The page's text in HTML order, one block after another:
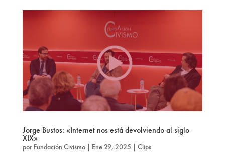
Jorge Bustos: «Internet nos está devolviendo al siglo
XIX»
por Fundación Civismo| Ene 29, 2025 | Clips